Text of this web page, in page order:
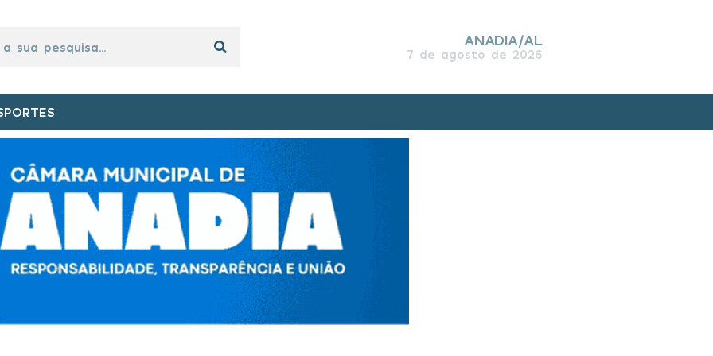
ANADIA/AL
7 de agosto de 2026